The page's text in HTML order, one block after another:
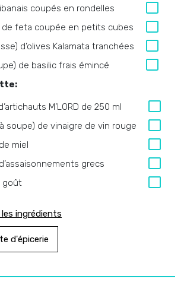
coupés en rondelles
de feta coupée en petits cubes
d’olives Kalamata tranchées
de basilic frais émincé
M’LORD de 250 ml
soupe) de vinaigre de vin rouge
miel
grecs
goût
ingrédients
d'épicerie